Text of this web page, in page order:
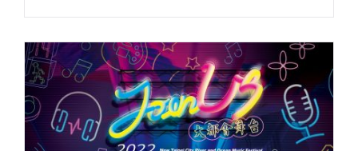
的無敵大樂團——芒果醬的到來，能一掃陰霾。
場」，場場 sold out，成績閱讀全文 "【吹專訪】
相信音樂要簽你們怎麼辦？「我們的心永遠跟著
易祺！」：芒果醬談《新・寶島少年？》"